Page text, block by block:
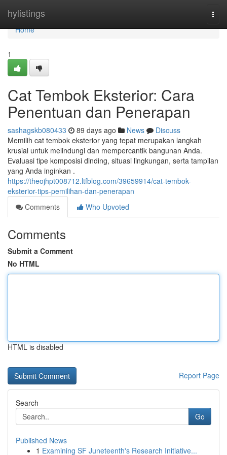
hylistings
Home
Home
1
Cat Tembok Eksterior: Cara
Penentuan dan Penerapan
sashagskb080433 89 days ago News
Discuss
Memilih cat tembok eksterior yang tepat merupakan langkah
krusial untuk melindungi dan mempercantik bangunan Anda.
Evaluasi tipe komposisi dinding, situasi lingkungan, serta tampilan
yang Anda inginkan .
https://theojhpt008712.ltfblog.com/39659914/cat-tembok-
eksterior-tips-pemilihan-dan-penerapan
Comments
Who Upvoted
Comments
Submit a Comment
No HTML
HTML is disabled
Report Page
Search
Go
Published News
1 Examining SF Juneteenth's Research Initiative...